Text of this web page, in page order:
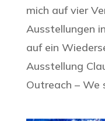
mich auf vier
Ausstellungen
auf ein
Ausstellung
Outreach – We